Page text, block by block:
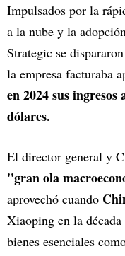
Impulsados por la
a la nube y la
Strategic se
la empresa facturaba
en 2024 sus
dólares.
El director general y
"gran ola
aprovechó cuando
Xiaoping en la
bienes esenciales